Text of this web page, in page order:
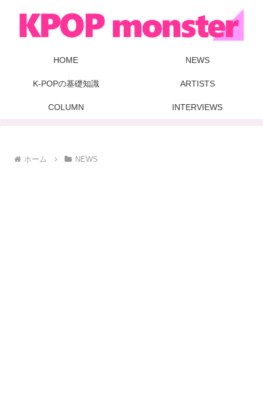
HOME NEWS
K-POPの基礎知識 ARTISTS
COLUMN INTERVIEWS
ホーム NEWS